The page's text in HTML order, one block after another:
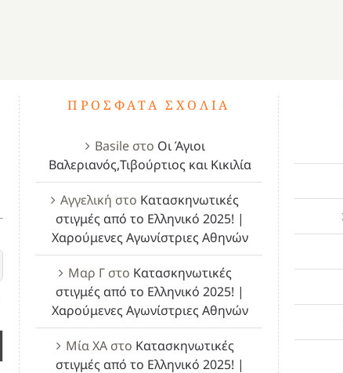
ΠΡΌΣΦΑΤΑ ΣΧΌΛΙΑ
Basileστο Οι Άγιοι
Βαλεριανός,Τιβούρτιος και Κικιλία
Αγγελική στο Κατασκηνωτικές
στιγμές από το Ελληνικό 2025! |
Χαρούμενες Αγωνίστριες Αθηνών
Μαρ Γστο Κατασκηνωτικές
στιγμές από το Ελληνικό 2025! |
Χαρούμενες Αγωνίστριες Αθηνών
Μία ΧΑστο Κατασκηνωτικές
στιγμές από το Ελληνικό 2025! |